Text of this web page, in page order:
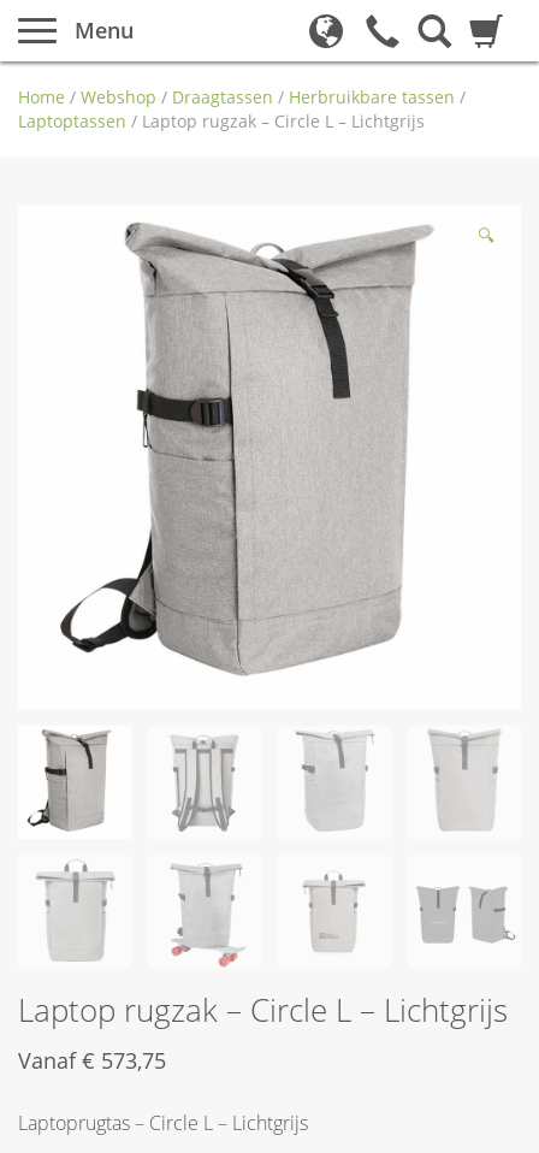
Menu
Home / Webshop / Draagtassen / Herbruikbare tassen /
Laptoptassen / Laptop rugzak – Circle L – Lichtgrijs
🔍
Laptop rugzak – Circle L – Lichtgrijs
Vanaf€ 573,75
Laptoprugtas – Circle L – Lichtgrijs